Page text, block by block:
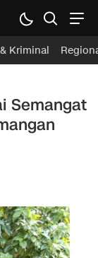
Kriminal
Semangat